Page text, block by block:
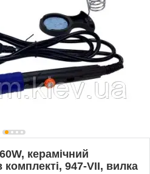
керамічний
комплекті, 947-VII, вилка